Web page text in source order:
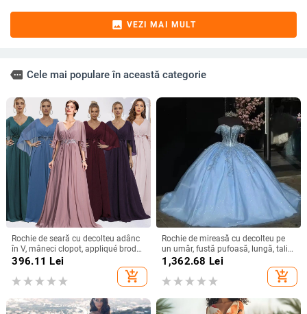
image VEZI MAI MULT
more Cele mai populare în această categorie
Rochie de seară cu decolteu adânc
în V, mâneci clopot, appliqué brodat
cu paiete, croială lungă A-line
396.11 Lei
add_shopping_cart
Rochie de mireasă cu decolteu pe
un umăr, fustă pufoasă, lungă, talie
înaltă, material poliester
1,362.68 Lei
add_shopping_cart